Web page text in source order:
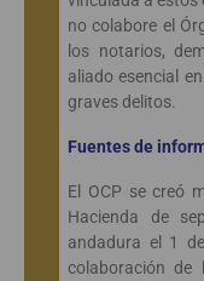
no colabore el
los notarios,
aliado esencial
graves delitos.
Fuentes de
El OCP se creó
Hacienda de
andadura el 1
colaboración